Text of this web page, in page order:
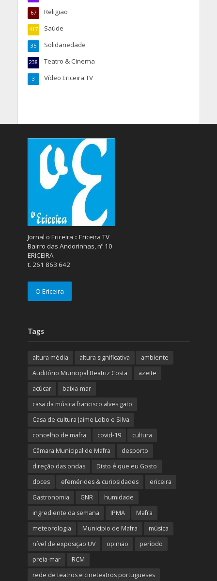
Religião
67
Saúde
417
Solidariedade
35
Teatro & Cinema
238
Vídeo Ericeira TV
3
Jornal o Ericeira :: Ericeira TV
Bairro das Andorinhas, nº 10
ERICEIRA
t. 261 863 642
O Ericeira
Tags
altura média altura significativa
ambiente
Auditório Municipal Beatriz Costa
azeite
açúcar
baixa-mar
casa da música francisco alves gato
Casa de cultura Jaime Lobo e Silva
concelho de mafra
covid-19
cultura
Câmara Municipal de Mafra
desporto
direção das ondas
Disto é que eu Gosto
doces
efemérides & curiosidades
ericeira
Gastronomia
GNR
humidade
ingrediente da semana
IPMA
Mafra
meteorologia
Município de Mafra
música
nível de exposição UV
opinião
período
preia-mar
RCM
rede de teatros e cineteatros portugueses